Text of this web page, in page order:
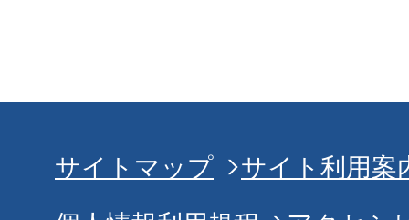
サイトマップ
サイト利用案